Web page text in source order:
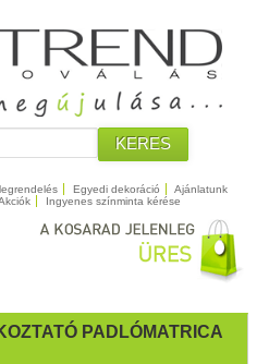
KERES
Egyedi dekoráció
Ajánlatunk
Ingyenes színminta kérése
PADLÓMATRICA